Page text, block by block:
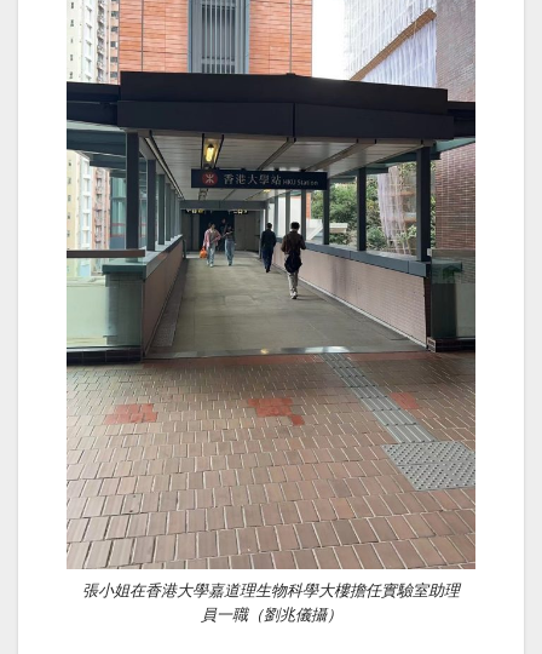
張小姐在香港大學嘉道理生物科學大樓擔任實驗室助理
員一職（劉兆儀攝）